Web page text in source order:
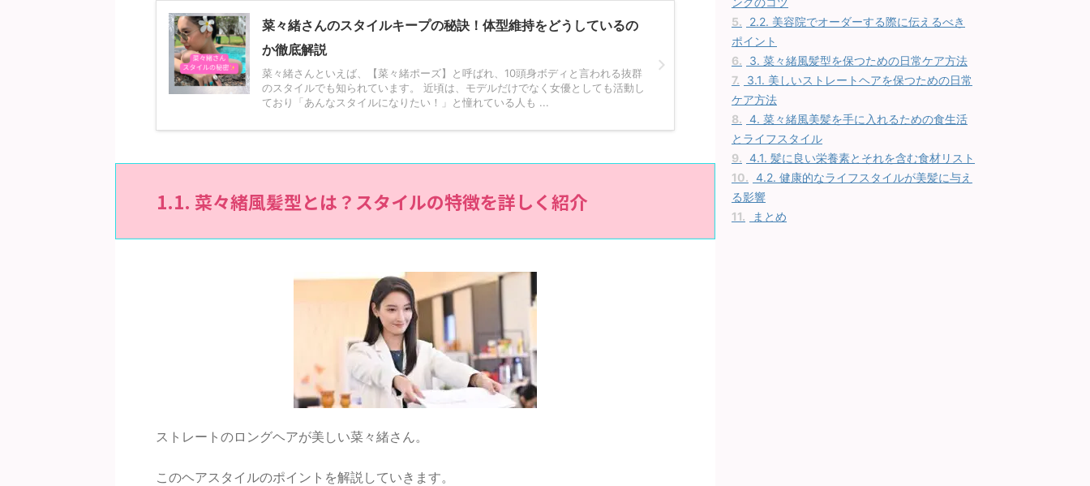
菜々緒さんのスタイルキープの秘訣！体型維持をどうしているの
か徹底解説
菜々緒さんといえば、【菜々緒ポーズ】と呼ばれ、10頭身ボディと言われる抜群
のスタイルでも知られています。 近頃は、モデルだけでなく女優としても活動し
ており「あんなスタイルになりたい！」と憧れている人も ...
1.1. 菜々緒風髪型とは？スタイルの特徴を詳しく紹介
ストレートのロングヘアが美しい菜々緒さん。
このヘアスタイルのポイントを解説していきます。
5.
2.2. 美容院でオーダーする際に伝えるべき
ポイント
6.
3. 菜々緒風髪型を保つための日常ケア方法
7.
3.1. 美しいストレートヘアを保つための日常
ケア方法
8. 4. 菜々緒風美髪を手に入れるための食生活
とライフスタイル
9. 4.1. 髪に良い栄養素とそれを含む食材リスト
10. 4.2. 健康的なライフスタイルが美髪に与え
る影響
11.
まとめ